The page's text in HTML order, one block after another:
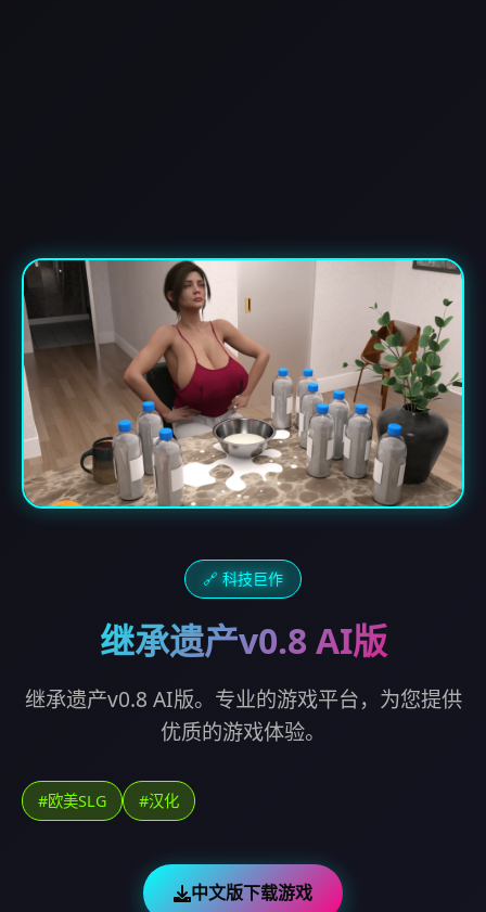
🔗 科技巨作
继承遗产v0.8 AI版
继承遗产v0.8 AI版。专业的游戏平台，为您提供
优质的游戏体验。
#欧美SLG #汉化
中文版下载游戏